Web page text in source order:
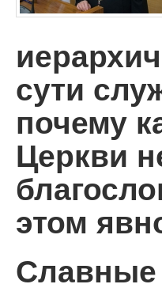
Помощь храму
сути
почему
Церкви
этом
Славные